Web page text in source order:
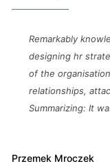
Remarkably
designing hr
of the
relationships,
Summarizing: It
Przemek Mroczek